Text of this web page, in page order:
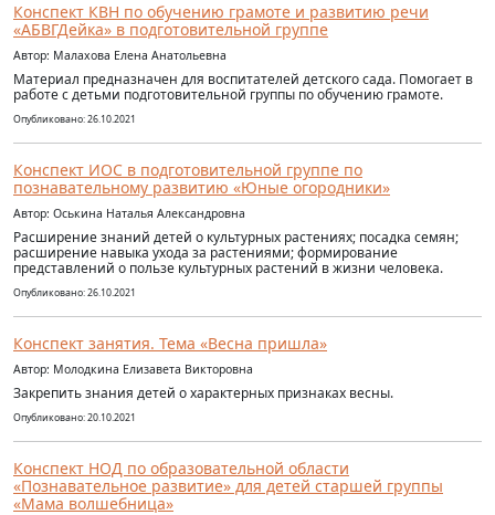
Конспект КВН по обучению грамоте и развитию речи
«АБВГДейка» в подготовительной группе
Автор: Малахова Елена Анатольевна
Материал предназначен для воспитателей детского сада. Помогает в
работе с детьми подготовительной группы по обучению грамоте.
Опубликовано: 26.10.2021
Конспект ИОС в подготовительной группе по
познавательному развитию «Юные огородники»
Автор: Оськина Наталья Александровна
Расширение знаний детей о культурных растениях; посадка семян;
расширение навыка ухода за растениями; формирование
представлений о пользе культурных растений в жизни человека.
Опубликовано: 26.10.2021
Конспект занятия. Тема «Весна пришла»
Автор: Молодкина Елизавета Викторовна
Закрепить знания детей о характерных признаках весны.
Опубликовано: 20.10.2021
Конспект НОД по образовательной области
«Познавательное развитие» для детей старшей группы
«Мама волшебница»